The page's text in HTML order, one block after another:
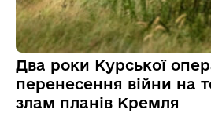
Два роки Курської
перенесення війни на
злам планів Кремля